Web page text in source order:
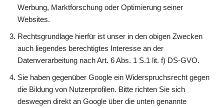
Werbung, Marktforschung oder Optimierung seiner
Websites.
Rechtsgrundlage hierfür ist unser in den obigen Zwecken
auch liegendes berechtigtes Interesse an der
Datenverarbeitung nach Art. 6 Abs. 1 S.1 lit. f) DS-GVO.
Sie haben gegenüber Google ein Widerspruchsrecht gegen
die Bildung von Nutzerprofilen. Bitte richten Sie sich
deswegen direkt an Google über die unten genannte